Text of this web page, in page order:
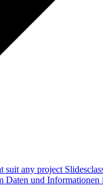
suit any project
Daten und